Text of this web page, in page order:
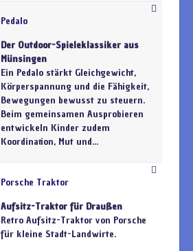
Pedalo
Der Outdoor-Spieleklassiker aus
Münsingen
Ein Pedalo stärkt Gleichgewicht,
Körperspannung und die Fähigkeit,
Bewegungen bewusst zu steuern.
Beim gemeinsamen Ausprobieren
entwickeln Kinder zudem
Koordination, Mut und...
Porsche Traktor
Aufsitz-Traktor für Draußen
Retro Aufsitz-Traktor von Porsche
für kleine Stadt-Landwirte.